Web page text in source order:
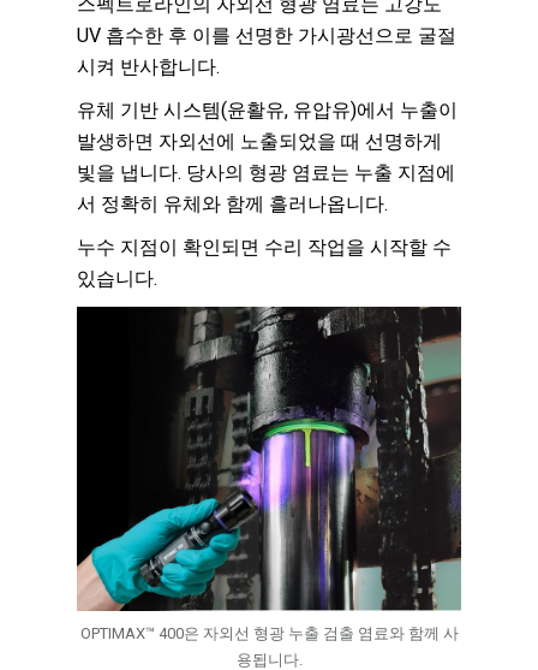
UV 흡수한 후 이를 선명한 가시광선으로 굴절
시켜 반사합니다.
유체 기반 시스템(윤활유, 유압유)에서 누출이
발생하면 자외선에 노출되었을 때 선명하게
빛을 냅니다. 당사의 형광 염료는 누출 지점에
서 정확히 유체와 함께 흘러나옵니다.
누수 지점이 확인되면 수리 작업을 시작할 수
있습니다.
OPTIMAX™ 400은 자외선 형광 누출 검출 염료와 함께 사
용됩니다.